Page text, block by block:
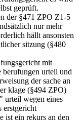
geprüft.
der §471 ZPO Z1-5
nur mehr
hällt ansonsten
sitzung (§480
mit
berufungen urteil und
der sache an
klage (§494 ZPO)
wegen eines
erstgericht
ist ein rekurs an den